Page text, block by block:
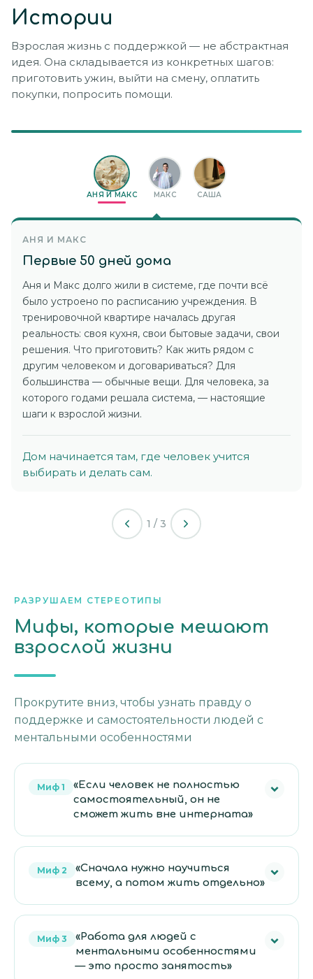
Первый шаг:Записать, кто уже рядом с человеком
и какую помощь каждый может дать.
Истории
Взрослая жизнь с поддержкой — не абстрактная
идея. Она складывается из конкретных шагов:
приготовить ужин, выйти на смену, оплатить
покупки, попросить помощи.
АНЯ И МАКС МАКС САША
АНЯ И МАКС
Первые 50 дней дома
Аня и Макс долго жили в системе, где почти всё
было устроено по расписанию учреждения. В
тренировочной квартире началась другая
реальность: своя кухня, свои бытовые задачи, свои
решения. Что приготовить? Как жить рядом с
другим человеком и договариваться? Для
большинства — обычные вещи. Для человека, за
которого годами решала система, — настоящие
шаги к взрослой жизни.
Дом начинается там, где человек учится
выбирать и делать сам.
1 / 3
РАЗРУШАЕМ СТЕРЕОТИПЫ
Мифы, которые мешают
взрослой жизни
Прокрутите вниз, чтобы узнать правду о
поддержке и самостоятельности людей с
ментальными особенностями
Миф 1
«Если человек не полностью
самостоятельный, он не
сможет жить вне интерната»
Самостоятельность не обязана быть полной.
Человек может жить с поддержкой —
Миф 2
«Сначала нужно научиться
всему, а потом жить отдельно»
Многие навыки формируются только в
реальной среде: на кухне, в магазине, в
дороге, в общении с соседями.
Миф 3
«Работа для людей с
ментальными особенностями
— это просто занятость»